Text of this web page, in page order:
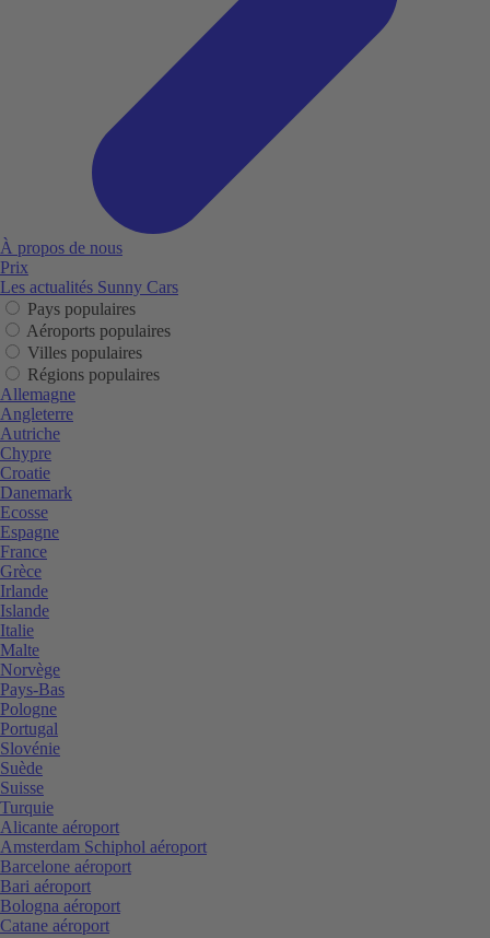
À propos de nous
Prix
Les actualités Sunny Cars
Pays populaires
Aéroports populaires
Villes populaires
Régions populaires
Allemagne
Angleterre
Autriche
Chypre
Croatie
Danemark
Ecosse
Espagne
France
Grèce
Irlande
Islande
Italie
Malte
Norvège
Pays-Bas
Pologne
Portugal
Slovénie
Suède
Suisse
Turquie
Alicante aéroport
Amsterdam Schiphol aéroport
Barcelone aéroport
Bari aéroport
Bologna aéroport
Catane aéroport